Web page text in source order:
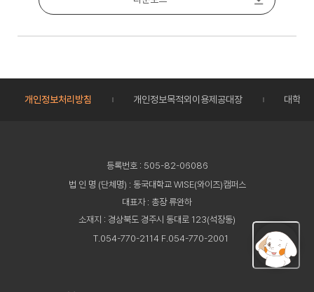
개인정보처리방침 개인정보목적외이용제공대장 대학정
등록번호 : 505-82-06086
법 인 명 (단체명) : 동국대학교 WISE(와이즈)캠퍼스
대표자 : 총장 류완하
소재지 : 경상북도 경주시 동대로 123(석장동)
T.054-770-2114 F.054-770-2001